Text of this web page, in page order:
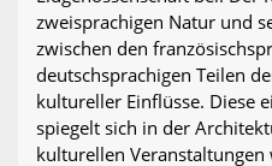
zweisprachigen Natur und
zwischen den
deutschsprachigen Teilen
kultureller Einflüsse. Diese
spiegelt sich in der
kulturellen Veranstaltungen